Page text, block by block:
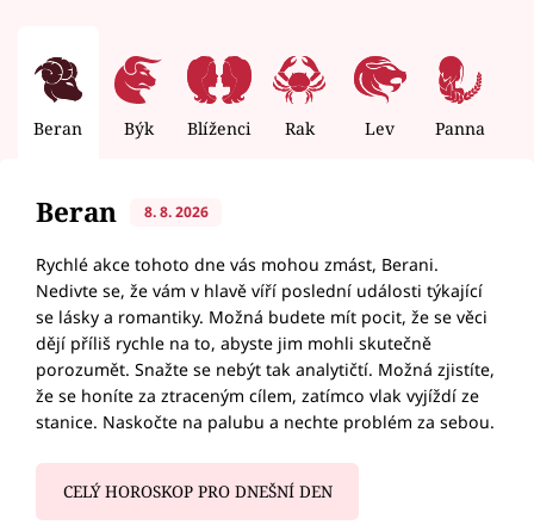
Beran Býk Blíženci Rak Lev Panna
Beran 8. 8. 2026
Rychlé akce tohoto dne vás mohou zmást, Berani.
Nedivte se, že vám v hlavě víří poslední události týkající
se lásky a romantiky. Možná budete mít pocit, že se věci
dějí příliš rychle na to, abyste jim mohli skutečně
porozumět. Snažte se nebýt tak analytičtí. Možná zjistíte,
že se honíte za ztraceným cílem, zatímco vlak vyjíždí ze
stanice. Naskočte na palubu a nechte problém za sebou.
CELÝ HOROSKOP PRO DNEŠNÍ DEN